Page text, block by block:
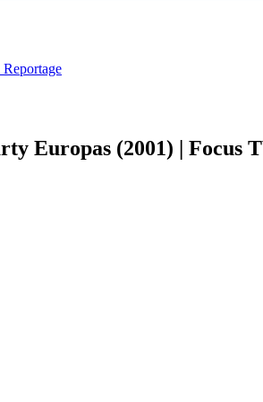
Europas (2001) | Focus